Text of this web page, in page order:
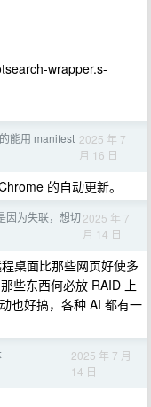
wrapper.s-
能用 manifest 2025 年 7
月 16 日
的自动更新。
因为失联，想切2025 年 7
月 14 日
桌面比那些网页好使多
些东西何必放 RAID 上
也好搞，各种 AI 都有一
2025 年 7 月
14 日